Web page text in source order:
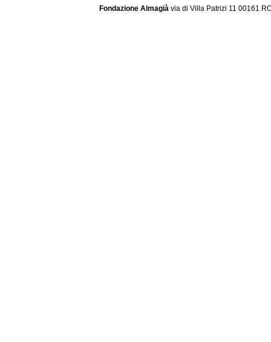
Fondazione Almagià via di Villa Patrizi 11 00161